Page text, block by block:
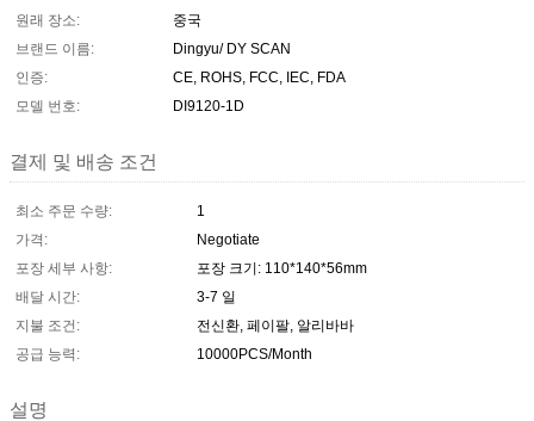
원래 장소:
중국
브랜드 이름:
Dingyu/ DY SCAN
인증:
CE, ROHS, FCC, IEC, FDA
모델 번호:
DI9120-1D
결제 및 배송 조건
최소 주문 수량:
1
가격:
Negotiate
포장 세부 사항:
포장 크기: 110*140*56mm
배달 시간:
3-7 일
지불 조건:
전신환, 페이팔, 알리바바
공급 능력:
10000PCS/Month
설명